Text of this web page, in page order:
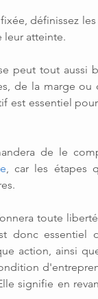
définissez
leur atteinte.
tout aussi
de la marge
est essentiel
de le
, car les étapes
toute
donc
action, ainsi
signifie en